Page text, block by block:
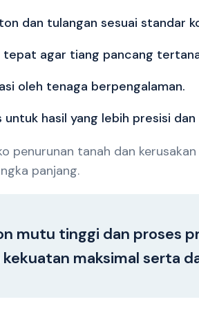
dan tulangan sesuai standar
tepat agar tiang pancang
oleh tenaga berpengalaman.
hasil yang lebih presisi dan
penurunan tanah dan
panjang.
mutu tinggi dan proses
maksimal serta